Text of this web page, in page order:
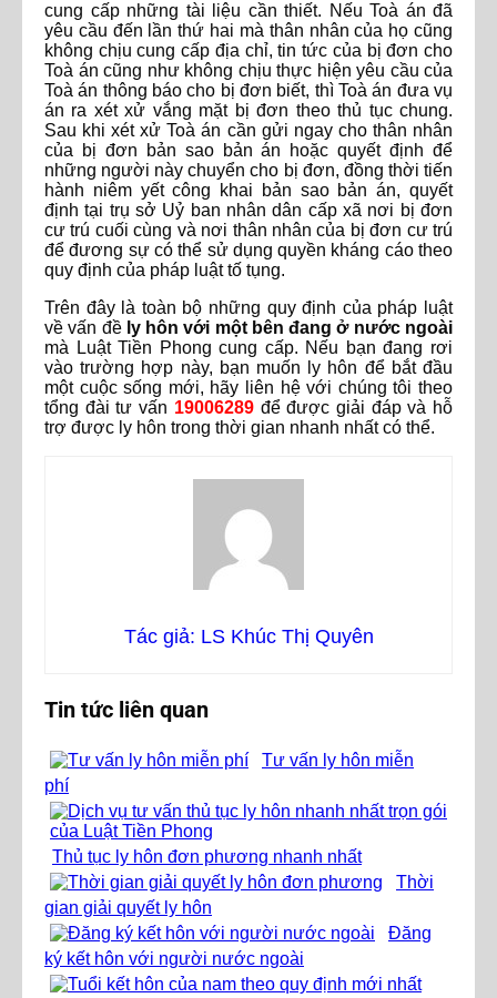
cung cấp những tài liệu cần thiết. Nếu Toà án đã
yêu cầu đến lần thứ hai mà thân nhân của họ cũng
không chịu cung cấp địa chỉ, tin tức của bị đơn cho
Toà án cũng như không chịu thực hiện yêu cầu của
Toà án thông báo cho bị đơn biết, thì Toà án đưa vụ
án ra xét xử vắng mặt bị đơn theo thủ tục chung.
Sau khi xét xử Toà án cần gửi ngay cho thân nhân
của bị đơn bản sao bản án hoặc quyết định để
những người này chuyển cho bị đơn, đồng thời tiến
hành niêm yết công khai bản sao bản án, quyết
định tại trụ sở Uỷ ban nhân dân cấp xã nơi bị đơn
cư trú cuối cùng và nơi thân nhân của bị đơn cư trú
để đương sự có thể sử dụng quyền kháng cáo theo
quy định của pháp luật tố tụng.
Trên đây là toàn bộ những quy định của pháp luật
về vấn đề ly hôn với một bên đang ở nước ngoài
mà Luật Tiền Phong cung cấp. Nếu bạn đang rơi
vào trường hợp này, bạn muốn ly hôn để bắt đầu
một cuộc sống mới, hãy liên hệ với chúng tôi theo
tổng đài tư vấn 19006289 để được giải đáp và hỗ
trợ được ly hôn trong thời gian nhanh nhất có thể.
Tác giả: LS Khúc Thị Quyên
Tin tức liên quan
Tư vấn ly hôn miễn
phí
Thủ tục ly hôn đơn phương nhanh nhất
Thời
gian giải quyết ly hôn
Đăng
ký kết hôn với người nước ngoài